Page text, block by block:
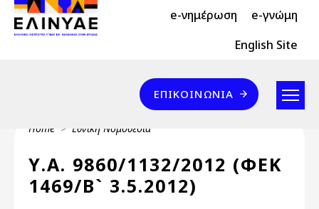
Skip to main content
Header Top 2 e-νημέρωση e-γνώμη
Header Top English Site
Επικοινωνία
ΕΠΙΚΟΙΝΩΝΊΑ
Breadcrumb
Home Εθνική Νομοθεσία
Υ.Α. 9860/1132/2012 (ΦΕΚ
1469/Β` 3.5.2012)